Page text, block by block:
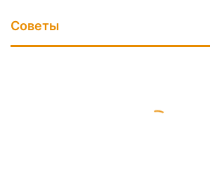
Советы